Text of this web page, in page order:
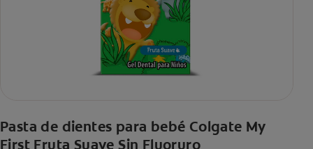
Pasta de dientes para bebé Colgate My
First Fruta Suave Sin Fluoruro